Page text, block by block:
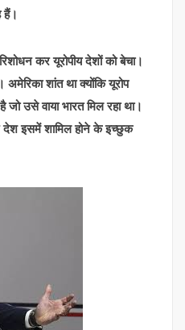
हैं।
कर यूरोपीय देशों को बेचा।
शांत था क्योंकि यूरोप
उसे वाया भारत मिल रहा था।
इसमें शामिल होने के इच्छुक